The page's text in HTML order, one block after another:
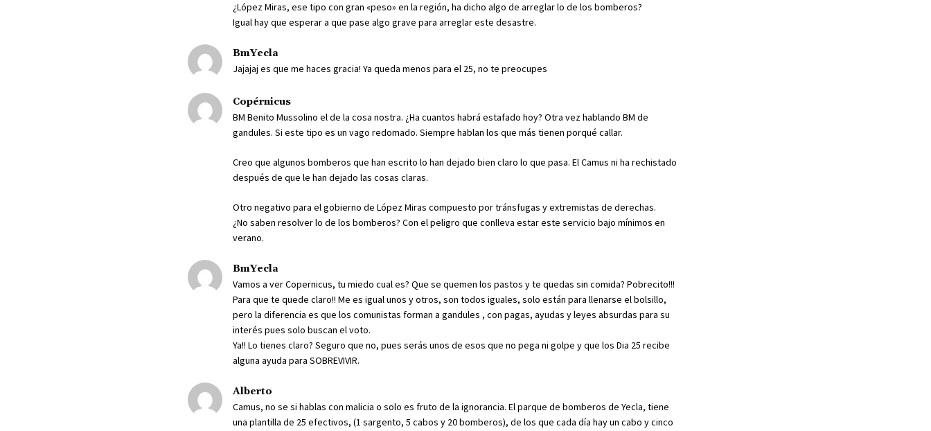
¿López Miras, ese tipo con gran «peso» en la región, ha dicho algo de arreglar lo de los bomberos?
Igual hay que esperar a que pase algo grave para arreglar este desastre.
BmYecla
Jajajaj es que me haces gracia! Ya queda menos para el 25, no te preocupes
Copérnicus
BM Benito Mussolino el de la cosa nostra. ¿Ha cuantos habrá estafado hoy? Otra vez hablando BM de
gandules. Si este tipo es un vago redomado. Siempre hablan los que más tienen porqué callar.
Creo que algunos bomberos que han escrito lo han dejado bien claro lo que pasa. El Camus ni ha rechistado
después de que le han dejado las cosas claras.
Otro negativo para el gobierno de López Miras compuesto por tránsfugas y extremistas de derechas.
¿No saben resolver lo de los bomberos? Con el peligro que conlleva estar este servicio bajo mínimos en
verano.
BmYecla
Vamos a ver Copernicus, tu miedo cual es? Que se quemen los pastos y te quedas sin comida? Pobrecito!!!
Para que te quede claro!! Me es igual unos y otros, son todos iguales, solo están para llenarse el bolsillo,
pero la diferencia es que los comunistas forman a gandules , con pagas, ayudas y leyes absurdas para su
interés pues solo buscan el voto.
Ya!! Lo tienes claro? Seguro que no, pues serás unos de esos que no pega ni golpe y que los Dia 25 recibe
alguna ayuda para SOBREVIVIR.
Alberto
Camus, no se si hablas con malicia o solo es fruto de la ignorancia. El parque de bomberos de Yecla, tiene
una plantilla de 25 efectivos, (1 sargento, 5 cabos y 20 bomberos), de los que cada día hay un cabo y cinco